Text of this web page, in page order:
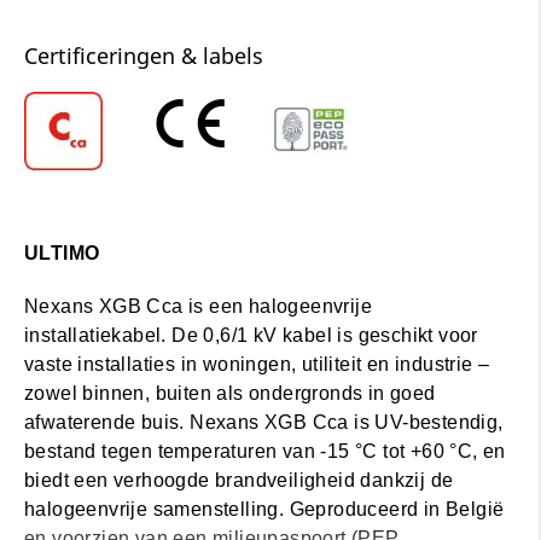
Certificeringen & labels
ULTIMO
Nexans XGB Cca is een halogeenvrije
installatiekabel. De 0,6/1 kV kabel is geschikt voor
vaste installaties in woningen, utiliteit en industrie –
zowel binnen, buiten als ondergronds in goed
afwaterende buis. Nexans XGB Cca is UV-bestendig,
bestand tegen temperaturen van -15 °C tot +60 °C, en
biedt een verhoogde brandveiligheid dankzij de
halogeenvrije samenstelling. Geproduceerd in België